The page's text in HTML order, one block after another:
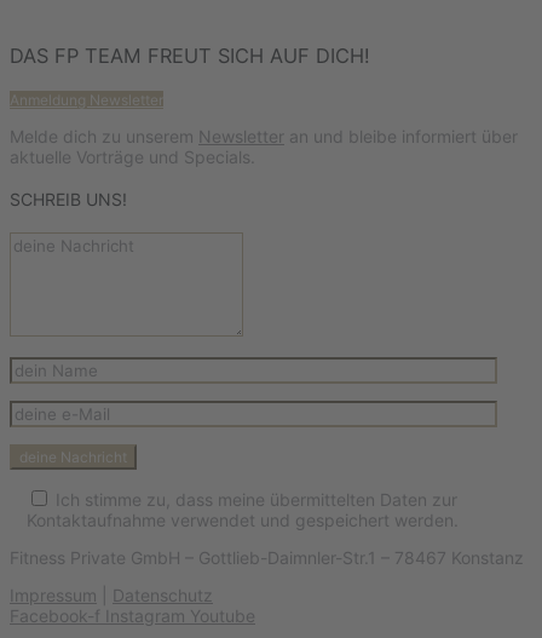
DAS FP TEAM FREUT SICH AUF DICH!
Anmeldung Newsletter
Melde dich zu unserem Newsletter an und bleibe informiert über
aktuelle Vorträge und Specials.
SCHREIB UNS!
Ich stimme zu, dass meine übermittelten Daten zur
Kontaktaufnahme verwendet und gespeichert werden.
Fitness Private GmbH – Gottlieb-Daimnler-Str.1 – 78467 Konstanz
Impressum
Datenschutz
Facebook-f
Instagram Youtube